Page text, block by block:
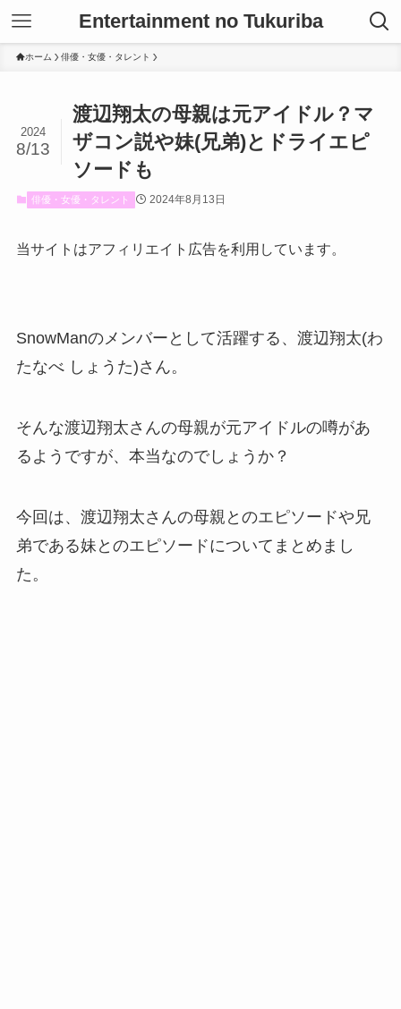
Entertainment no Tukuriba
ホーム 俳優・女優・タレント
渡辺翔太の母親は元アイドル？マ
ザコン説や妹(兄弟)とドライエピ
ソードも
2024
8/13
俳優・女優・タレント 2024年8月13日
当サイトはアフィリエイト広告を利用しています。
SnowManのメンバーとして活躍する、渡辺翔太(わ
たなべ しょうた)さん。
そんな渡辺翔太さんの母親が元アイドルの噂があ
るようですが、本当なのでしょうか？
今回は、渡辺翔太さんの母親とのエピソードや兄
弟である妹とのエピソードについてまとめまし
た。